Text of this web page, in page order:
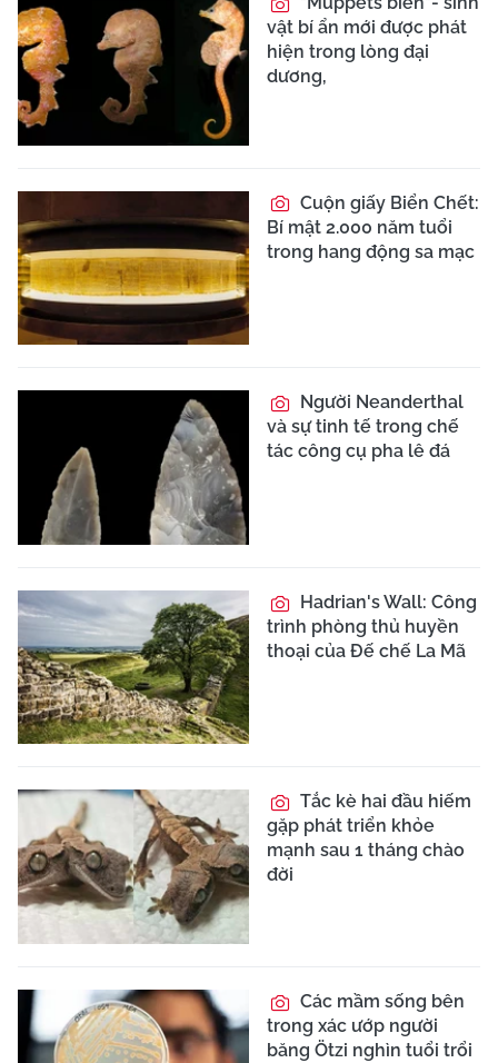
vật bí ẩn mới được phát
hiện trong lòng đại
dương,
Cuộn giấy Biển Chết:
Bí mật 2.000 năm tuổi
trong hang động sa mạc
Người Neanderthal
và sự tinh tế trong chế
tác công cụ pha lê đá
Hadrian's Wall: Công
trình phòng thủ huyền
thoại của Đế chế La Mã
Tắc kè hai đầu hiếm
gặp phát triển khỏe
mạnh sau 1 tháng chào
đời
Các mầm sống bên
trong xác ướp người
băng Ötzi nghìn tuổi trổi